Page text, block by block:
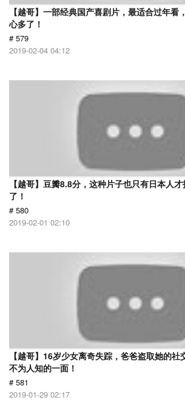
【越哥】一部经典国产喜剧片，最适合过年看
心多了！
# 579
2019-02-04 04:12
【越哥】豆瓣8.8分，这种片子也只有日本人
了！
# 580
2019-02-01 02:10
【越哥】16岁少女离奇失踪，爸爸盗取她的
不为人知的一面！
# 581
2019-01-29 02:17